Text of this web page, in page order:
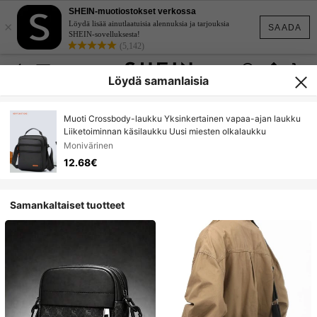
SAADA
×
SHEIN-muotiostokset verkossa
Löydä lisää ainutlaatuisia alennuksia ja tarjouksia
SHEIN-sovelluksesta!
(5,142)
Löydä samanlaisia
Muoti Crossbody-laukku Yksinkertainen vapaa-ajan laukku
Liiketoiminnan käsilaukku Uusi miesten olkalaukku
Monivärinen
12.68€
Samankaltaiset tuotteet